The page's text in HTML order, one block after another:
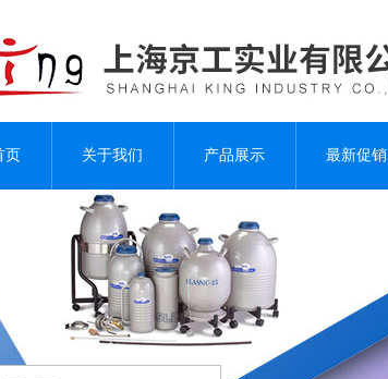
页 关于我们 产品展示 最新促销